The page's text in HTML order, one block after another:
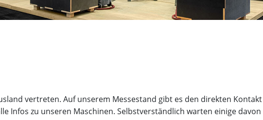
vertreten. Auf unserem Messestand gibt es den direkten
Infos zu unseren Maschinen. Selbstverständlich warten einige